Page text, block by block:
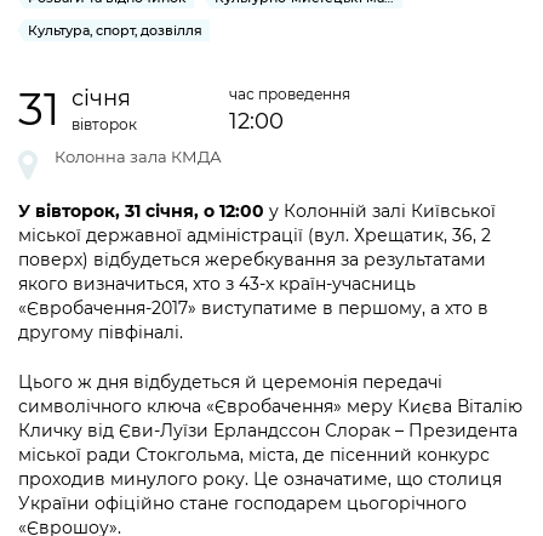
перебувають на погодженні КМВА
Графік роботи та прийому громадян
Вакансії
Статистика
Звернення громадян
Регуляторна діяльність
Промисловість і наука Києва
Навколишнє середовище міста
Містобудування та земельні ділянки
Культура, спорт, дозвілля
Бізнес та ліцензування
Фінанси та бюджет
Безпека та правопорядок
Ритуальні послуги
Іноземцям / For foreigners
Пам'ятки культурної спадщини
Громадська експертиза
Консультації з громадськістю
Петиції
Відкритий бюджет
Контактний центр
Допомога учасникам АТО
Рада з питань внутрішньо переміщених
осіб при Київській міській військовій
адміністрації
Подати запит онлайн
Проекти нормативно-правових та
Нормативна база
Питання і відповіді про публічну
інформацію
бездіяльності розпорядників інформації
Звіти про опрацювання запитів на
публічну інформацію
Інформація для споживачів
Медіагалерея
КМДА / Subscribe to announcements
from the KCSA
Accreditation process
Подати журналістський запит /
Submitting a media request
Зйомки в лікарнях в умовах воєнного
hospitals at work under martial law
Контакти для медіа / Contacts for mass
media
Культура, спорт, дозвілля
31 січня
вівторок
час проведення
12:00
Колонна зала КМДА
У вівторок, 31 січня, о 12:00 у Колонній залі Київської
міської державної адміністрації (вул. Хрещатик, 36, 2
поверх) відбудеться жеребкування за результатами
якого визначиться, хто з 43-х країн-учасниць
«Євробачення-2017» виступатиме в першому, а хто в
другому півфіналі.
Цього ж дня відбудеться й церемонія передачі
символічного ключа «Євробачення» меру Києва Віталію
Кличку від Єви-Луїзи Ерландссон Слорак – Президента
міської ради Стокгольма, міста, де пісенний конкурс
проходив минулого року. Це означатиме, що столиця
України офіційно стане господарем цьогорічного
«Єврошоу».